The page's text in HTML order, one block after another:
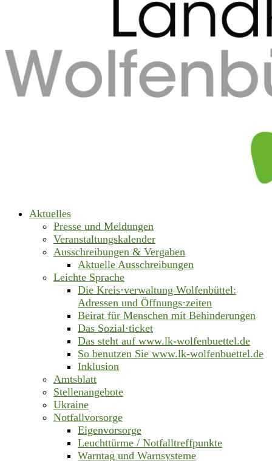
Aktuelles
Presse und Meldungen
Veranstaltungskalender
Ausschreibungen & Vergaben
Aktuelle Ausschreibungen
Leichte Sprache
Die Kreis·verwaltung Wolfenbüttel:
Adressen und Öffnungs·zeiten
Beirat für Menschen mit Behinderungen
Das Sozial·ticket
Das steht auf www.lk-wolfenbuettel.de
So benutzen Sie www.lk-wolfenbuettel.de
Inklusion
Amtsblatt
Stellenangebote
Ukraine
Notfallvorsorge
Eigenvorsorge
Leuchttürme / Notfalltreffpunkte
Warntag und Warnsysteme